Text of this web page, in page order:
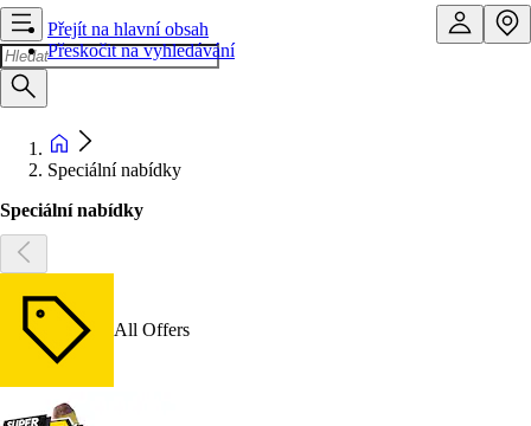
Přejít na hlavní obsah
Přeskočit na vyhledávání
Speciální nabídky
Speciální nabídky
All Offers